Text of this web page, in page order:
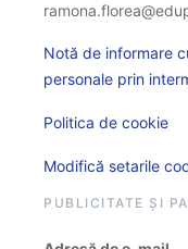
Notă de informare
personale prin
Politica de cookie
Modifică setarile
PUBLICITATE ȘI